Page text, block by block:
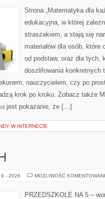
Strona „Matematyka dla
edukacyjna, w której
straszakiem, a stają się
materiałów dla osób, które
od podstaw, oraz dla tych,
doszlifowania konkretnych
nauczycielem, czy po
krok po kroku. Zobacz także
jest pokazanie, że […]
W INTERNECIE
9 - 2026 MOŻLIWOŚĆ
PRZEDSZKOLE NA 5 –